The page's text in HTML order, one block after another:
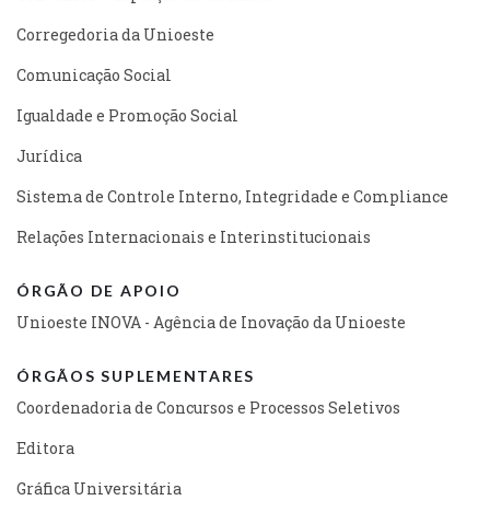
Corregedoria da Unioeste
Comunicação Social
Igualdade e Promoção Social
Jurídica
Sistema de Controle Interno, Integridade e Compliance
Relações Internacionais e Interinstitucionais
ÓRGÃO DE APOIO
Unioeste INOVA - Agência de Inovação da Unioeste
ÓRGÃOS SUPLEMENTARES
Coordenadoria de Concursos e Processos Seletivos
Editora
Gráfica Universitária